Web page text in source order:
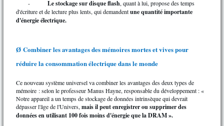
- Le stockage sur disque flash, quant à lui, propose des temps
d'écriture et de lecture plus lents, qui demandentune quantité importante
d'énergie électrique.
Ø Combiner les avantages des mémoires mortes et vives pour
réduire la consommation électrique dans le monde
Ce nouveau système universel va combiner les avantages des deux types de
mémoire : selon le professeur Manus Hayne, responsable du développement : «
Notre appareil a un temps de stockage de données intrinsèque qui devrait
dépasser l'âge de l'Univers, mais il peut enregistrer ou supprimer des
données en utilisant 100 fois moins d'énergie que la DRAM ».